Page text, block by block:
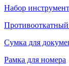
Набор
Сумка для
Рамка для номера